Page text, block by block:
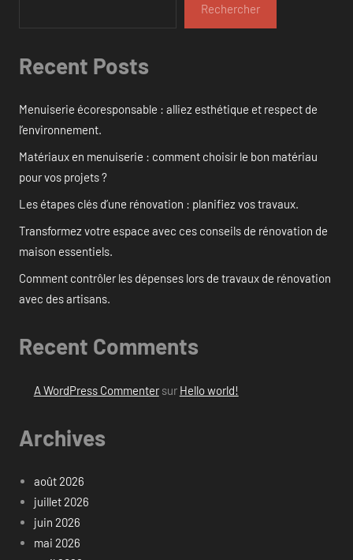
Rechercher
Recent Posts
Menuiserie écoresponsable : alliez esthétique et respect de
l’environnement.
Matériaux en menuiserie : comment choisir le bon matériau
pour vos projets ?
Les étapes clés d’une rénovation : planifiez vos travaux.
Transformez votre espace avec ces conseils de rénovation de
maison essentiels.
Comment contrôler les dépenses lors de travaux de rénovation
avec des artisans.
Recent Comments
A WordPress Commentersur Hello world!
Archives
août 2026
juillet 2026
juin 2026
mai 2026